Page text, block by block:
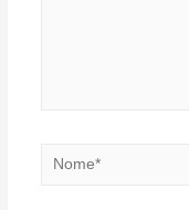
Nome*